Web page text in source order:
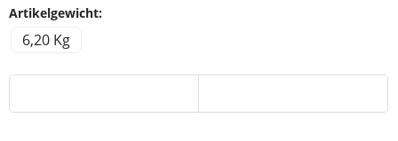
Artikelgewicht:
6,20 Kg